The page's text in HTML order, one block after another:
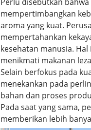
mempertimbangkan
aroma yang kuat.
mempertahankan
kesehatan manusia.
menikmati makanan
Selain berfokus pada
menekankan pada
bahan dan proses
Pada saat yang sama,
memberikan lebih